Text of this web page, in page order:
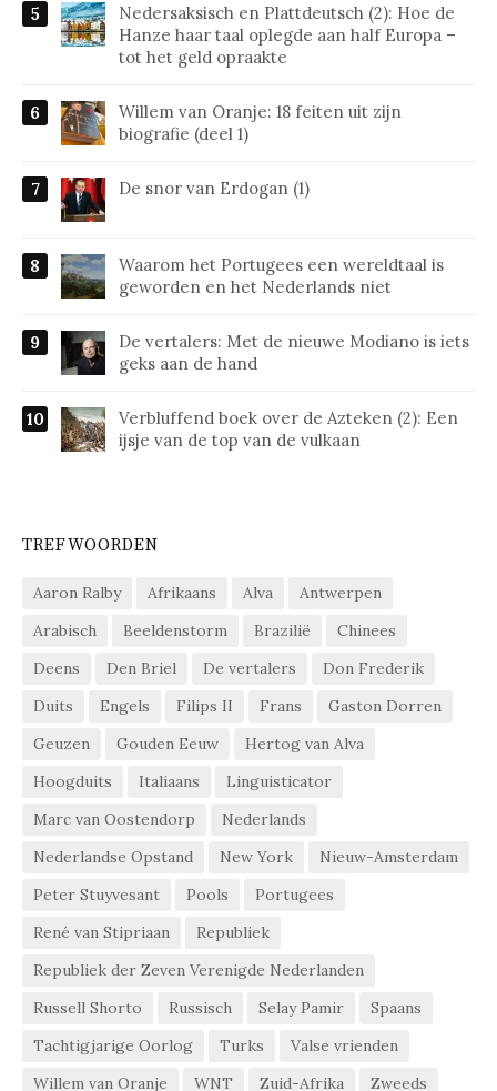
Nedersaksisch en Plattdeutsch (2): Hoe de
Hanze haar taal oplegde aan half Europa –
tot het geld opraakte
Willem van Oranje: 18 feiten uit zijn
biografie (deel 1)
De snor van Erdogan (1)
Waarom het Portugees een wereldtaal is
geworden en het Nederlands niet
De vertalers: Met de nieuwe Modiano is iets
geks aan de hand
Verbluffend boek over de Azteken (2): Een
ijsje van de top van de vulkaan
TREFWOORDEN
Aaron Ralby Afrikaans Alva
Antwerpen
Arabisch
Beeldenstorm Brazilië
Chinees
Deens
Den Briel De vertalers
Don Frederik
Duits
Engels Filips II Frans
Gaston Dorren
Geuzen
Gouden Eeuw
Hertog van Alva
Hoogduits
Italiaans
Linguisticator
Marc van Oostendorp
Nederlands
Nederlandse Opstand
New York
Nieuw-Amsterdam
Peter Stuyvesant
Pools
Portugees
René van Stipriaan
Republiek
Republiek der Zeven Verenigde Nederlanden
Russell Shorto
Russisch Selay Pamir
Spaans
Tachtigjarige Oorlog
Turks
Valse vrienden
Willem van Oranje
WNT Zuid-Afrika Zweeds